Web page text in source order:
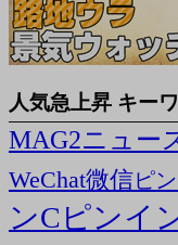
人気急上昇 キー
MAG2ニュー
WeChat微信ピ
ンC ピンイ